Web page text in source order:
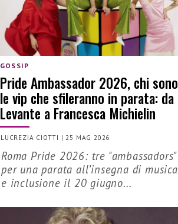
GOSSIP
Pride Ambassador 2026, chi sono
le vip che sfileranno in parata: da
Levante a Francesca Michielin
LUCREZIA CIOTTI |25 MAG 2026
Roma Pride 2026: tre "ambassadors"
per una parata all’insegna di musica
e inclusione il 20 giugno...